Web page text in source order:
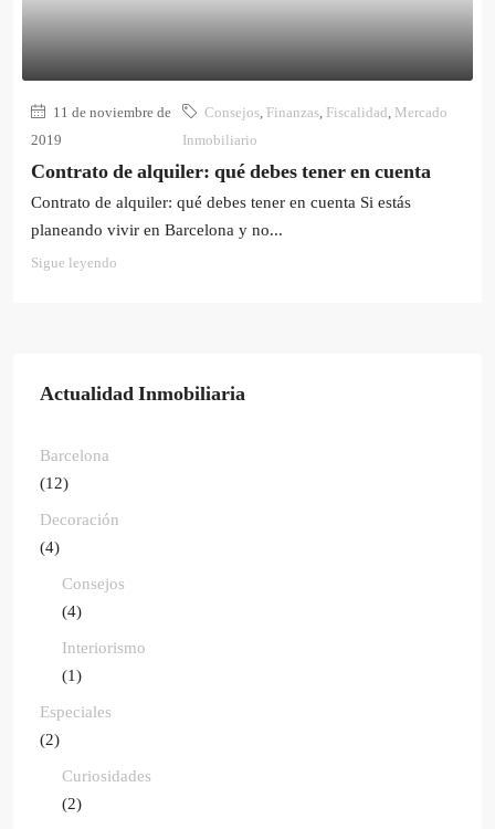
11 de noviembre de
2019
Consejos, Finanzas, Fiscalidad, Mercado
Inmobiliario
Contrato de alquiler: qué debes tener en cuenta
Contrato de alquiler: qué debes tener en cuenta Si estás
planeando vivir en Barcelona y no...
Sigue leyendo
Actualidad Inmobiliaria
Barcelona
(12)
Decoración
(4)
Consejos
(4)
Interiorismo
(1)
Especiales
(2)
Curiosidades
(2)